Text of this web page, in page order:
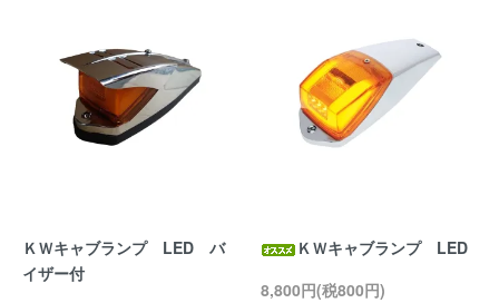
ＫＷキャブランプ LED バ
イザー付
ＫＷキャブランプ LED
8,800円(税800円)